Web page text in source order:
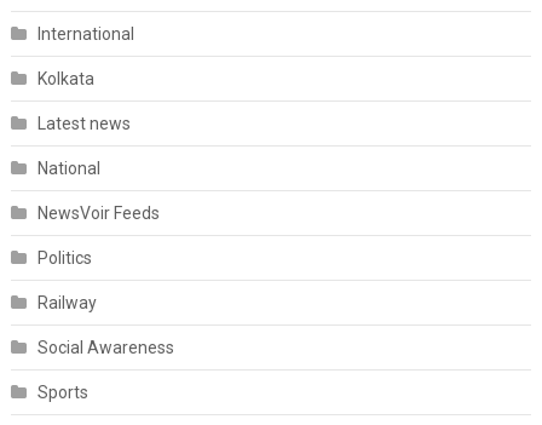
International
Kolkata
Latest news
National
NewsVoir Feeds
Politics
Railway
Social Awareness
Sports